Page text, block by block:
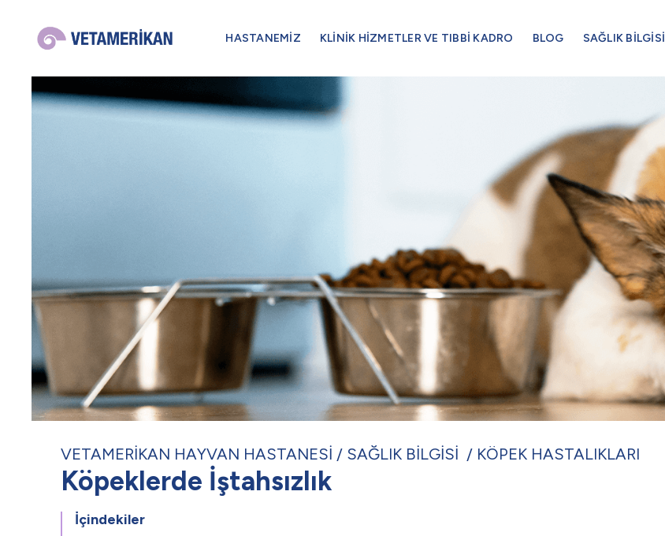
HASTANEMİZ KLİNİK HİZMETLER VE TIBBİ KADRO BLOG SAĞLIK BİLGİSİ
VETAMERİKAN HAYVAN HASTANESİ SAĞLIK BİLGİSİ KÖPEK HASTALIKLARI
Köpeklerde İştahsızlık
İçindekiler